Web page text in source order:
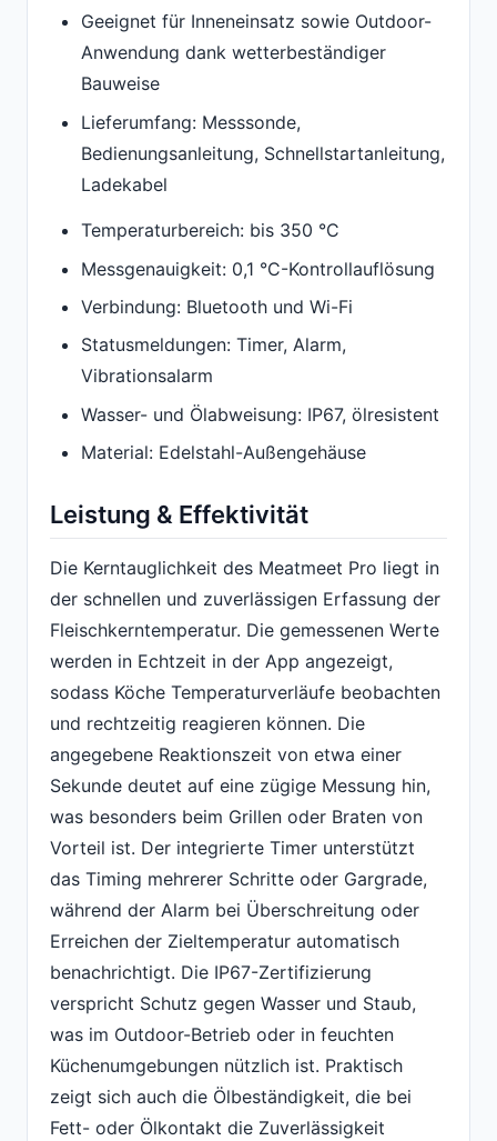
Geeignet für Inneneinsatz sowie Outdoor-
Anwendung dank wetterbeständiger
Bauweise
Lieferumfang: Messsonde,
Bedienungsanleitung, Schnellstartanleitung,
Ladekabel
Temperaturbereich: bis 350 °C
Messgenauigkeit: 0,1 °C-Kontrollauflösung
Verbindung: Bluetooth und Wi-Fi
Statusmeldungen: Timer, Alarm,
Vibrationsalarm
Wasser- und Ölabweisung: IP67, ölresistent
Material: Edelstahl-Außengehäuse
Leistung & Effektivität
Die Kerntauglichkeit des Meatmeet Pro liegt in
der schnellen und zuverlässigen Erfassung der
Fleischkerntemperatur. Die gemessenen Werte
werden in Echtzeit in der App angezeigt,
sodass Köche Temperaturverläufe beobachten
und rechtzeitig reagieren können. Die
angegebene Reaktionszeit von etwa einer
Sekunde deutet auf eine zügige Messung hin,
was besonders beim Grillen oder Braten von
Vorteil ist. Der integrierte Timer unterstützt
das Timing mehrerer Schritte oder Gargrade,
während der Alarm bei Überschreitung oder
Erreichen der Zieltemperatur automatisch
benachrichtigt. Die IP67-Zertifizierung
verspricht Schutz gegen Wasser und Staub,
was im Outdoor-Betrieb oder in feuchten
Küchenumgebungen nützlich ist. Praktisch
zeigt sich auch die Ölbeständigkeit, die bei
Fett- oder Ölkontakt die Zuverlässigkeit